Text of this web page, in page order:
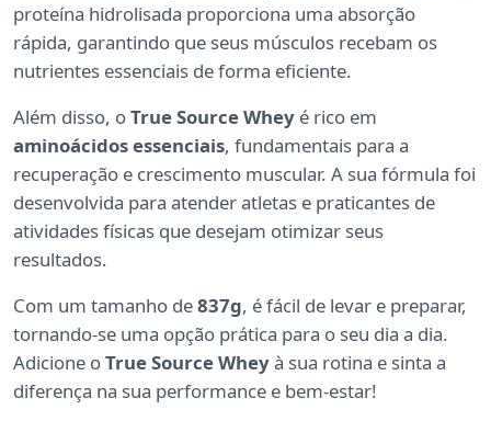
proteína hidrolisada proporciona uma absorção
rápida, garantindo que seus músculos recebam os
nutrientes essenciais de forma eficiente.
Além disso, oTrue Source Whey é rico em
aminoácidos essenciais, fundamentais para a
recuperação e crescimento muscular. A sua fórmula foi
desenvolvida para atender atletas e praticantes de
atividades físicas que desejam otimizar seus
resultados.
Com um tamanho de837g, é fácil de levar e preparar,
tornando-se uma opção prática para o seu dia a dia.
Adicione oTrue Source Wheyà sua rotina e sinta a
diferença na sua performance e bem-estar!